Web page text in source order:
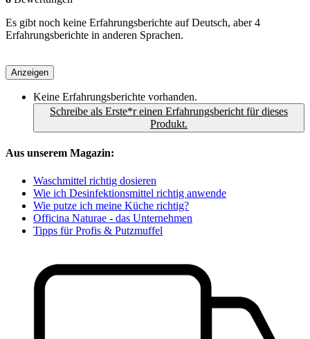
Es gibt noch keine Erfahrungsberichte auf Deutsch, aber 4
Erfahrungsberichte in anderen Sprachen.
Anzeigen
Keine Erfahrungsberichte vorhanden.
Schreibe als Erste*r einen Erfahrungsbericht für dieses
Produkt.
Aus unserem Magazin:
Waschmittel richtig dosieren
Wie ich Desinfektionsmittel richtig anwende
Wie putze ich meine Küche richtig?
Officina Naturae - das Unternehmen
Tipps für Profis & Putzmuffel